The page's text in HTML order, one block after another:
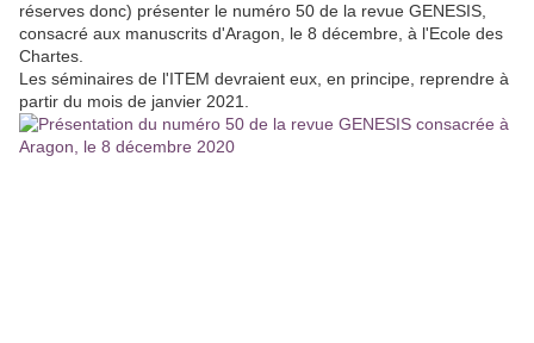
réserves donc) présenter le numéro 50 de la revue GENESIS,
consacré aux manuscrits d'Aragon, le 8 décembre, à l'Ecole des
Chartes.
Les séminaires de l'ITEM devraient eux, en principe, reprendre à
partir du mois de janvier 2021.